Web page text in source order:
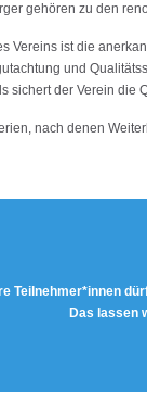
gehören zu den
Vereins ist die
und
sichert der Verein die
nach denen
Teilnehmer*innen
Das lassen